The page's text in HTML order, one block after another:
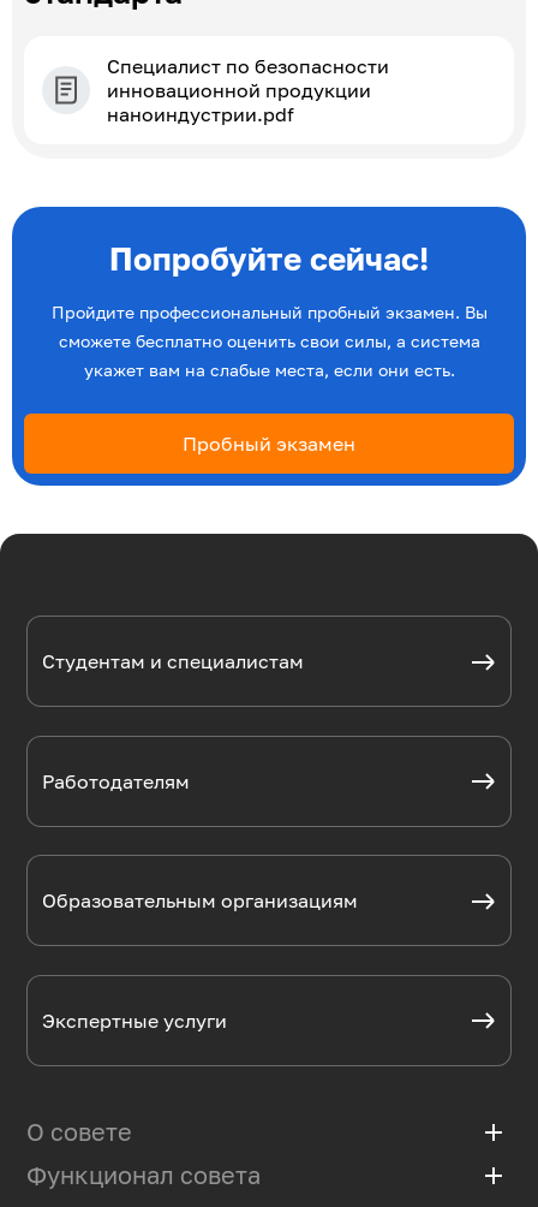
Специалист по безопасности
инновационной продукции
наноиндустрии.pdf
Попробуйте сейчас!
Пройдите профессиональный пробный экзамен. Вы
сможете бесплатно оценить свои силы, а система
укажет вам на слабые места, если они есть.
Пробный экзамен
Студентам и специалистам
Работодателям
Образовательным организациям
Экспертные услуги
О совете add
Базовая организация
Функционал совета add